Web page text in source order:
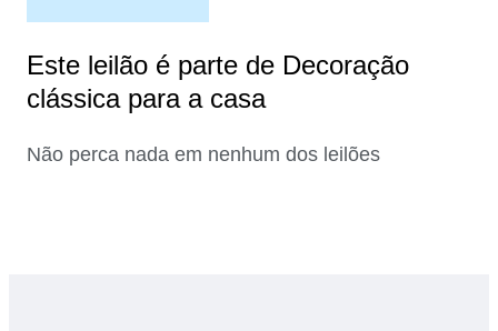
Este leilão é parte de Decoração
clássica para a casa
Não perca nada em nenhum dos leilões